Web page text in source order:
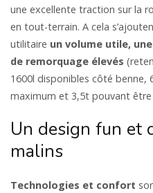
une excellente traction sur la
en tout-terrain. A cela
utilitaire un volume utile,
de remorquage élevés
1600l disponibles côté benne,
maximum et 3,5t pouvant
Un design fun et
malins
Technologies et confort